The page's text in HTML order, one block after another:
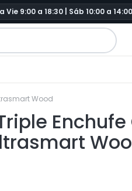
Vie 9:00 a 18:30 | Sáb 10:00 a 14:00
Wood
Enchufe